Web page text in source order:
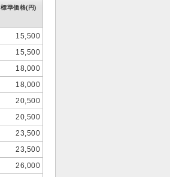
標準価格(円)
15,500
15,500
18,000
18,000
20,500
20,500
23,500
23,500
26,000